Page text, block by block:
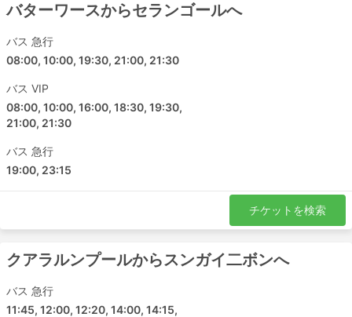
バターワースからセランゴールへ
バス 急行
08:00, 10:00, 19:30, 21:00, 21:30
バス VIP
08:00, 10:00, 16:00, 18:30, 19:30,
21:00, 21:30
バス 急行
19:00, 23:15
チケットを検索
クアラルンプールからスンガイ二ボンへ
バス 急行
11:45, 12:00, 12:20, 14:00, 14:15,